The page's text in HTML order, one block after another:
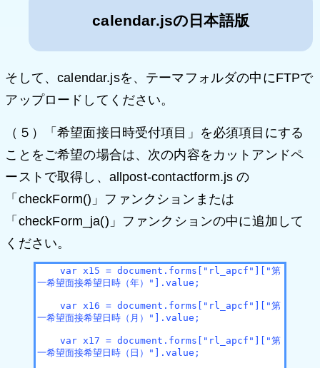
calendar.jsの日本語版
そして、calendar.jsを、テーマフォルダの中にFTPで
アップロードしてください。
（５）「希望面接日時受付項目」を必須項目にする
ことをご希望の場合は、次の内容をカットアンドペ
ーストで取得し、allpost-contactform.js の
「checkForm()」ファンクションまたは
「checkForm_ja()」ファンクションの中に追加して
ください。